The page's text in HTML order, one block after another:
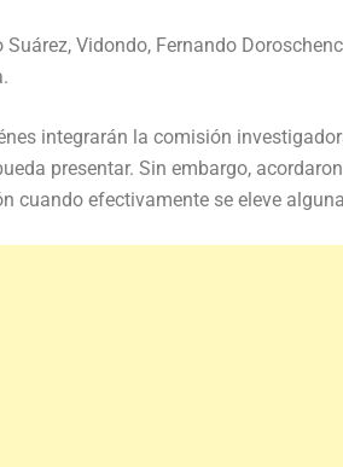
Vidondo, Fernando
integrarán la comisión
presentar. Sin embargo,
cuando efectivamente se eleve